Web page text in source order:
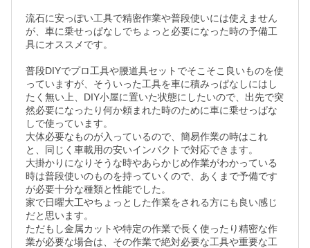
流石に安っぽい工具で精密作業や普段使いには使えません
が、車に乗せっぱなしでちょっと必要になった時の予備工
具にオススメです。
普段DIYでプロ工具や腰道具セットでそこそこ良いものを使
っていますが、そういった工具を車に積みっぱなしにはし
たく無い上、DIY小屋に置いた状態にしたいので、出先で突
然必要になったり何か頼まれた時のために車に乗せっぱな
しで使っています。
大体必要なものが入っているので、簡易作業の時はこれ
と、同じく車載用の安いインパクトで対応できます。
大掛かりになりそうな時やあらかじめ作業がわかっている
時は普段使いのものを持っていくので、あくまで予備です
が必要十分な種類と性能でした。
家で日曜大工やちょっとした作業をされる方にも良い感じ
だと思います。
ただもし金属カットや特定の作業で長く使ったり精密な作
業が必要な場合は、その作業で絶対必要な工具や重要な工